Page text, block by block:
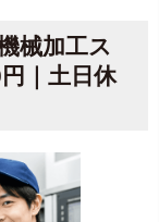
械加工ス
｜土日休